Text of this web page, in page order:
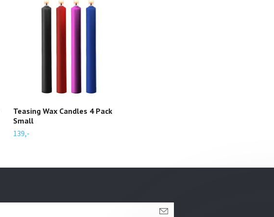
Teasing Wax Candles 4 Pack
Small
139,-